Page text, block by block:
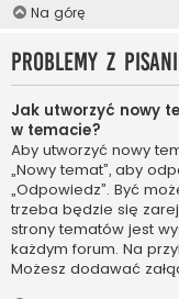
Na górę
Problemy z
Jak utworzyć nowy
w temacie?
Aby utworzyć nowy
„Nowy temat”, aby
„Odpowiedz”. Być
trzeba będzie się
strony tematów jest
każdym forum. Na
Możesz dodawać